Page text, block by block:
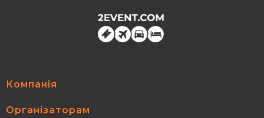
Компанія
Організаторам